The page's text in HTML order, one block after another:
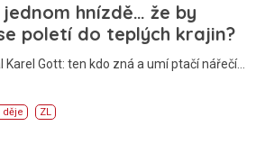
hnízdě… že by
poletí do teplých krajin?
Karel Gott: ten kdo zná a umí ptačí nářečí…
děje ZL